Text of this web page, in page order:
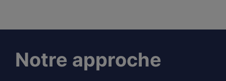
Notre approche